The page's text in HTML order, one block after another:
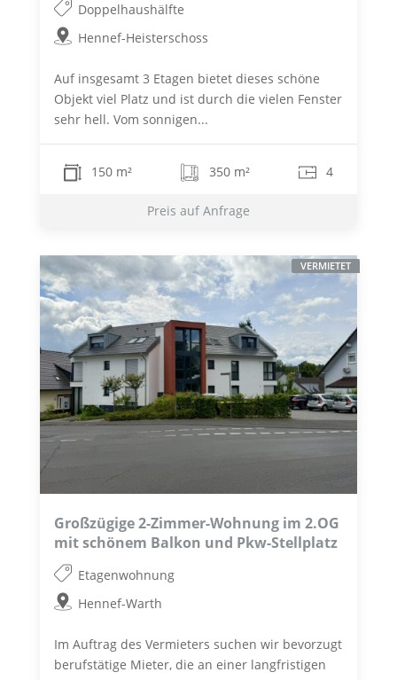
Doppelhaushälfte
Hennef-Heisterschoss
Auf insgesamt 3 Etagen bietet dieses schöne
Objekt viel Platz und ist durch die vielen Fenster
sehr hell. Vom sonnigen...
150 m² 350 m² 4
Preis auf Anfrage
Großzügige 2-Zimmer-Wohnung im 2.OG
mit schönem Balkon und Pkw-Stellplatz
Etagenwohnung
Hennef-Warth
Im Auftrag des Vermieters suchen wir bevorzugt
berufstätige Mieter, die an einer langfristigen
VERMIETET